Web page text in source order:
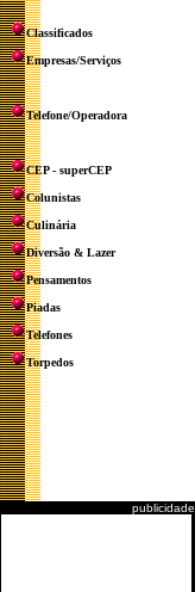
Classificados
Empresas/Serviços
Telefone/Operadora
CEP - superCEP
Colunistas
Culinária
Diversão & Lazer
Pensamentos
Piadas
Telefones
Torpedos
publicidade